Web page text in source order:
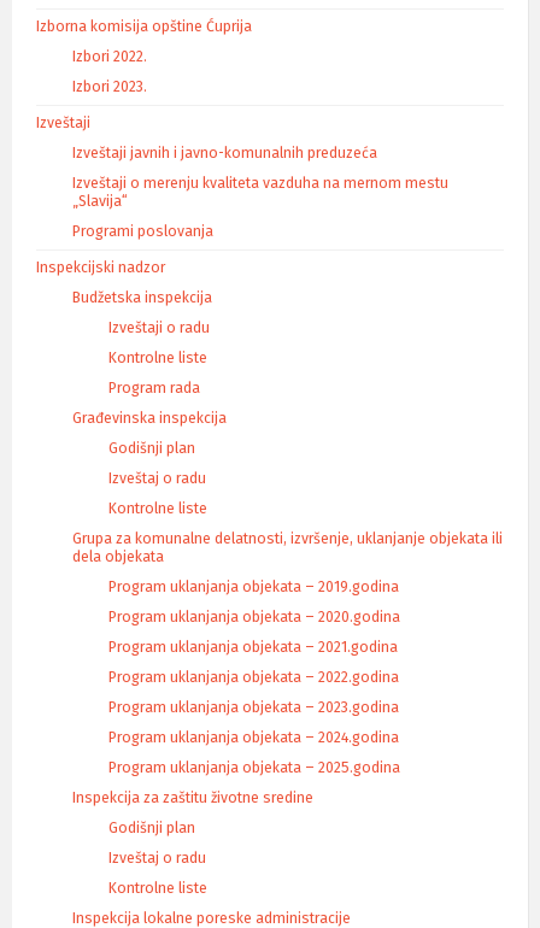
Izborna komisija opštine Ćuprija
Izbori 2022.
Izbori 2023.
Izveštaji
Izveštaji javnih i javno-komunalnih preduzeća
Izveštaji o merenju kvaliteta vazduha na mernom mestu
„Slavija“
Programi poslovanja
Inspekcijski nadzor
Budžetska inspekcija
Izveštaji o radu
Kontrolne liste
Program rada
Građevinska inspekcija
Godišnji plan
Izveštaj o radu
Kontrolne liste
Grupa za komunalne delatnosti, izvršenje, uklanjanje objekata ili
dela objekata
Program uklanjanja objekata – 2019.godina
Program uklanjanja objekata – 2020.godina
Program uklanjanja objekata – 2021.godina
Program uklanjanja objekata – 2022.godina
Program uklanjanja objekata – 2023.godina
Program uklanjanja objekata – 2024.godina
Program uklanjanja objekata – 2025.godina
Inspekcija za zaštitu životne sredine
Godišnji plan
Izveštaj o radu
Kontrolne liste
Inspekcija lokalne poreske administracije